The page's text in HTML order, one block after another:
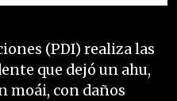
(PDI) realiza las
que dejó un ahu,
moái, con daños